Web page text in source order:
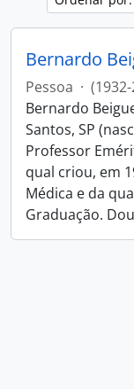
Bernardo
Pessoa ·
Bernardo
Santos, SP
Professor
qual criou, em
Médica e da
Graduação.